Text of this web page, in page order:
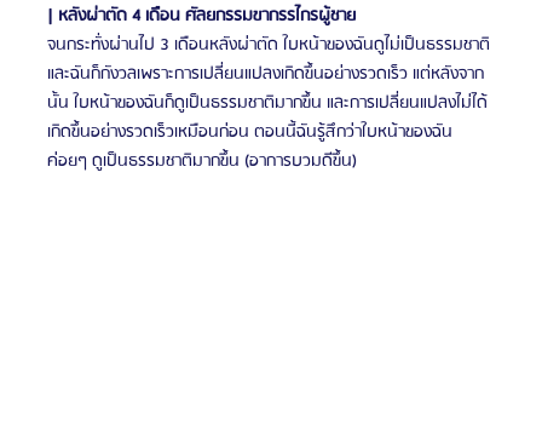
| หลังผ่าตัด 4 เดือน ศัลยกรรมขากรรไกรผู้ชาย
จนกระทั่งผ่านไป 3 เดือนหลังผ่าตัด ใบหน้าของฉันดูไม่เป็นธรรมชาติ
และฉันก็กังวลเพราะการเปลี่ยนแปลงเกิดขึ้นอย่างรวดเร็ว แต่หลังจาก
นั้น ใบหน้าของฉันก็ดูเป็นธรรมชาติมากขึ้น และการเปลี่ยนแปลงไม่ได้
เกิดขึ้นอย่างรวดเร็วเหมือนก่อน ตอนนี้ฉันรู้สึกว่าใบหน้าของฉัน
ค่อยๆ ดูเป็นธรรมชาติมากขึ้น (อาการบวมดีขึ้น)